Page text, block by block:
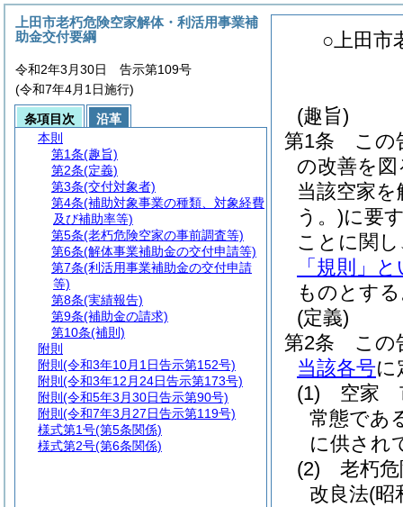
○上田市
(趣旨)
第1条
この
の改善を
当該空家
う。)に要
ことに関
「規則」
ものとす
(定義)
第2条
この
当該各号に
(1)
空家
常態であ
に供され
(2)
老朽
改良法(昭
上田市老朽危険空家解体・利活用事業補
助金交付要綱
令和2年3月30日 告示第109号
(令和7年4月1日施行)
条項目次
沿革
本則
第1条(趣旨)
第2条(定義)
第3条(交付対象者)
第4条(補助対象事業の種類、対象経費
及び補助率等)
第5条(老朽危険空家の事前調査等)
第6条(解体事業補助金の交付申請等)
第7条(利活用事業補助金の交付申請
等)
第8条(実績報告)
第9条(補助金の請求)
第10条(補則)
附則
附則 (令和3年10月1日告示第152号)
附則 (令和3年12月24日告示第173号)
附則 (令和5年3月30日告示第90号)
附則 (令和7年3月27日告示第119号)
様式第1号(第5条関係)
様式第2号(第6条関係)